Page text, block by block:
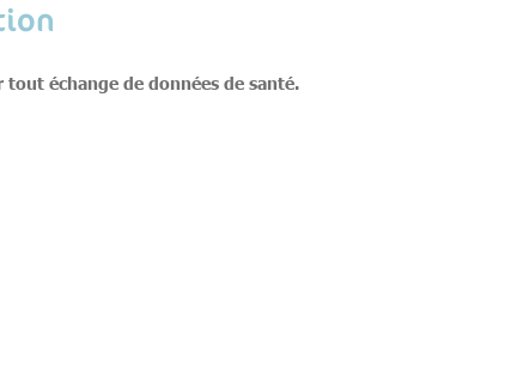
échange de données de santé.